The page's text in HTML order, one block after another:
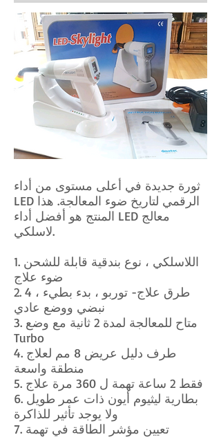
ثورة جديدة في أعلى مستوى من أداء
LED الرقمي لتاريخ ضوء المعالجة. هذا
المنتج هو أفضل أداء LED معالج
لاسلكي.
1. اللاسلكي ، نوع بندقية قابلة للشحن
ضوء علاج
2. 4 طرق علاج- توربو ، بدء بطيء ،
نبضي ووضع عادي
3. متاح للمعالجة لمدة 2 ثانية مع وضع
Turbo
4. طرف دليل عريض 8 مم لعلاج
5. فقط 2 ساعة تهمة ل 360 مرة علاج
6. بطارية ليثيوم أيون ذات عمر طويل
ولا يوجد تأثير للذاكرة
7. تعيين مؤشر الطاقة في تهمة